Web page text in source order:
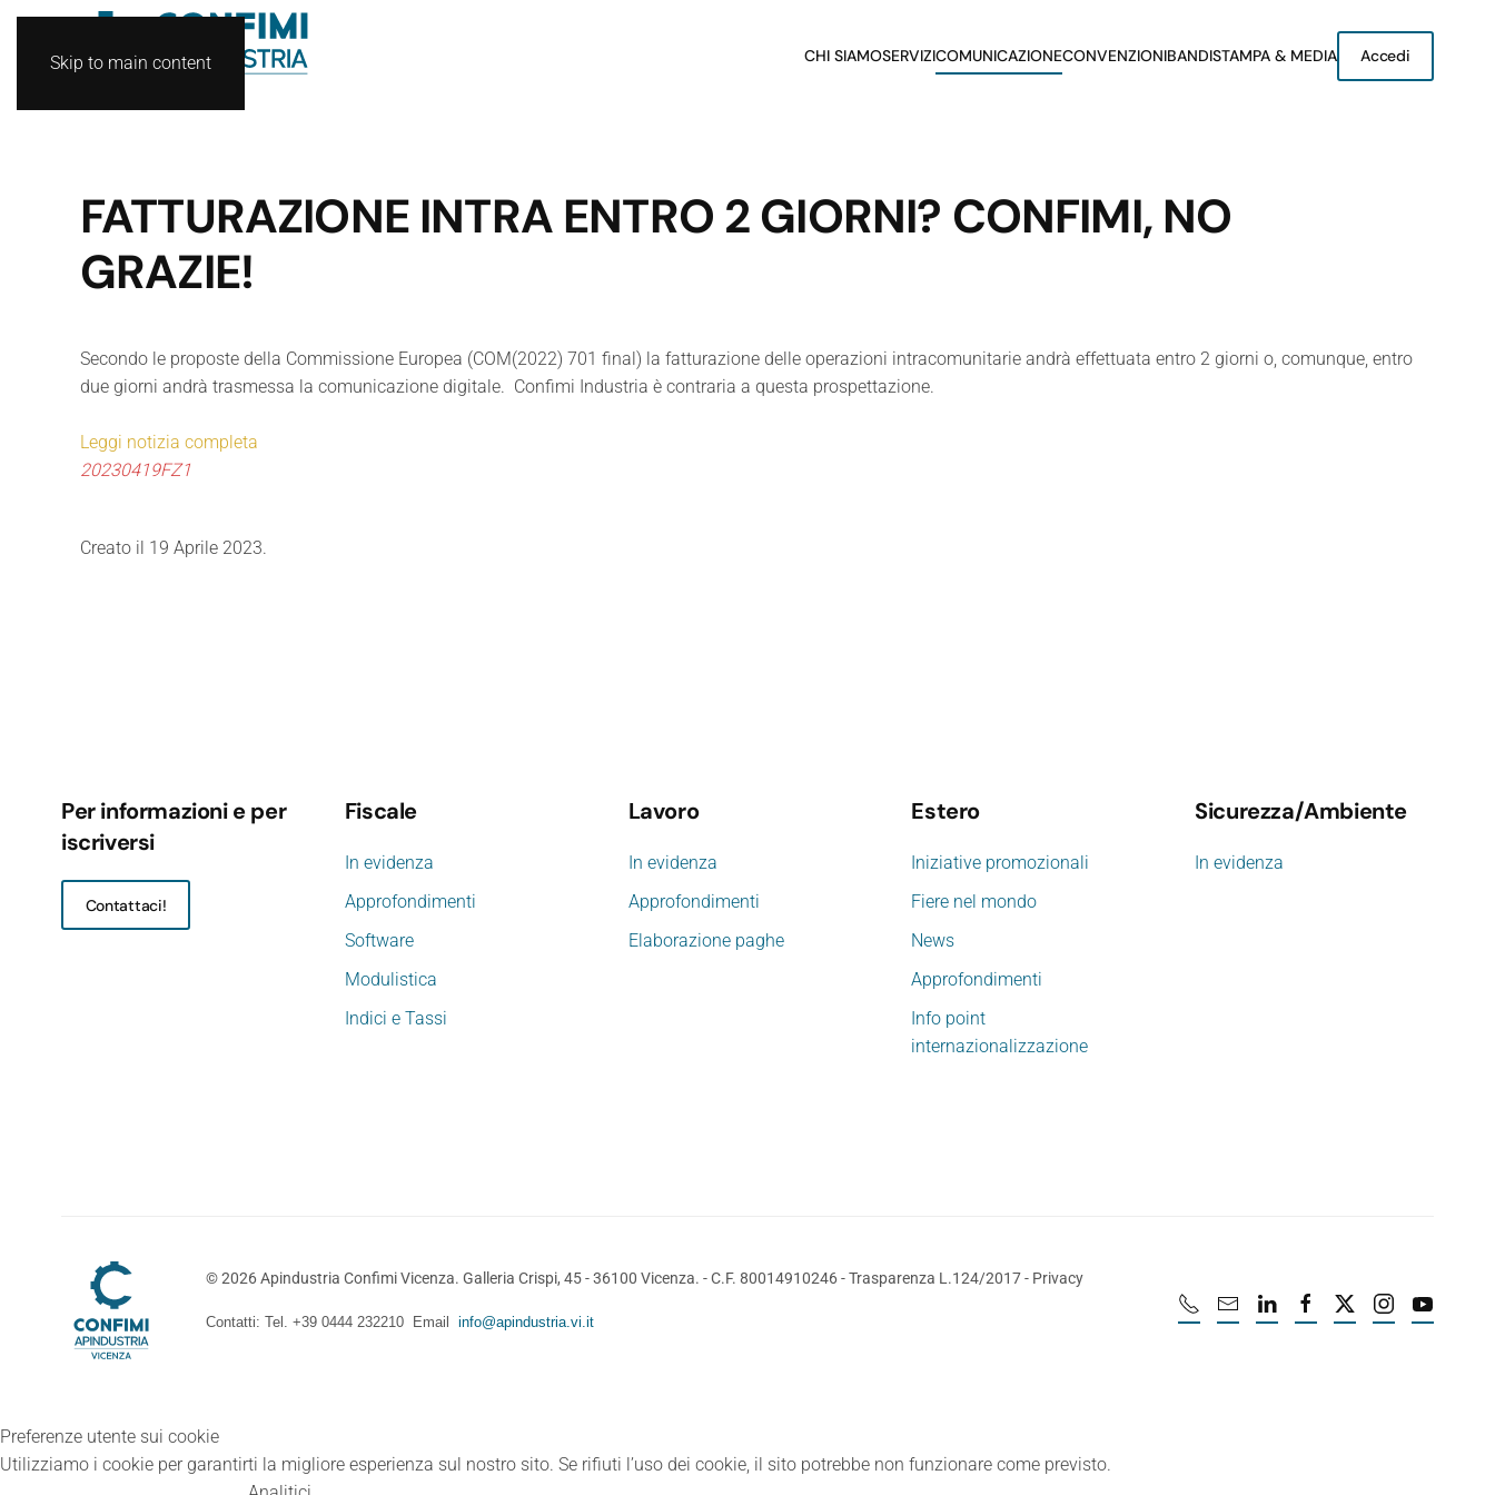
Skip to main content CHI SIAMOSERVIZICOMUNICAZIONECONVENZIONIBANDISTAMPA & MEDIA Accedi
FATTURAZIONE INTRA ENTRO 2 GIORNI? CONFIMI, NO
GRAZIE!
Secondo le proposte della Commissione Europea (COM(2022) 701 final) la fatturazione delle operazioni intracomunitarie andrà effettuata entro 2 giorni o, comunque, entro
due giorni andrà trasmessa la comunicazione digitale. Confimi Industria è contraria a questa prospettazione.
Leggi notizia completa
20230419FZ1
Creato il 19 Aprile 2023.
Per informazioni e per
iscriversi
Contattaci!
Fiscale
In evidenza
Approfondimenti
Software
Modulistica
Indici e Tassi
Lavoro
In evidenza
Approfondimenti
Elaborazione paghe
Estero
Iniziative promozionali
Fiere nel mondo
News
Approfondimenti
Info point
internazionalizzazione
Sicurezza/Ambiente
In evidenza
©2026Apindustria Confimi Vicenza. Galleria Crispi, 45 - 36100 Vicenza. - C.F. 80014910246 -Trasparenza L.124/2017- Privacy
Contatti: Tel. +39 0444 232210 Email info@apindustria.vi.it
Preferenze utente sui cookie
Utilizziamo i cookie per garantirti la migliore esperienza sul nostro sito. Se rifiuti l’uso dei cookie, il sito potrebbe non funzionare come previsto.